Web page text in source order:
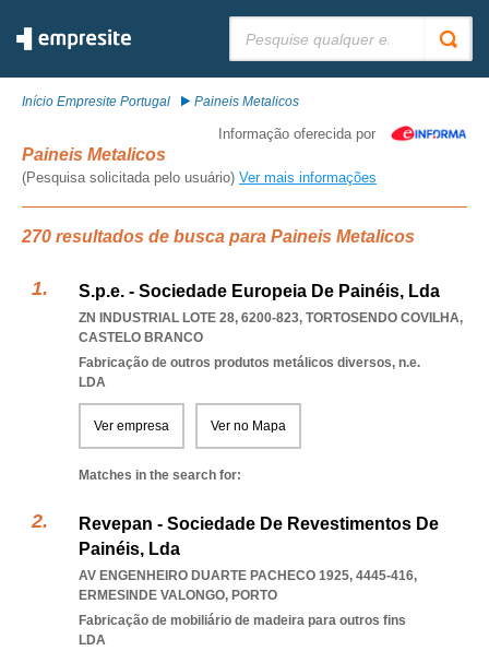
Início Empresite Portugal Paineis Metalicos
Informação oferecida por
Paineis Metalicos
(Pesquisa solicitada pelo usuário) Ver mais informações
270 resultados de busca para Paineis Metalicos
S.p.e. - Sociedade Europeia De Painéis, Lda
ZN INDUSTRIAL LOTE 28, 6200-823, TORTOSENDO COVILHA,
CASTELO BRANCO
Fabricação de outros produtos metálicos diversos, n.e.
LDA
Ver empresa Ver no Mapa
Matches in the search for:
Revepan - Sociedade De Revestimentos De
Painéis, Lda
AV ENGENHEIRO DUARTE PACHECO 1925, 4445-416,
ERMESINDE VALONGO, PORTO
Fabricação de mobiliário de madeira para outros fins
LDA